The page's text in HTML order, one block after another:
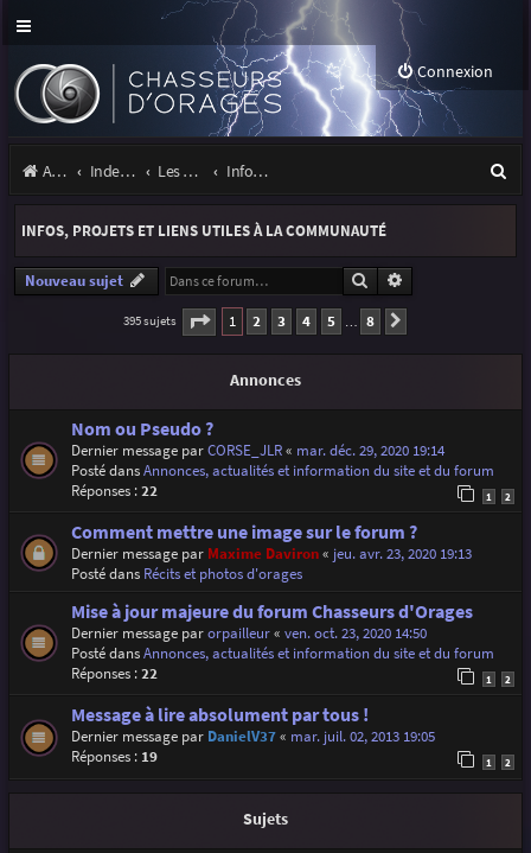
Connexion
Accueil Index du forum Les orages Infos, projets et liens utiles à la communauté
e
r
INFOS, PROJETS ET LIENS UTILES À LA COMMUNAUTÉ
Nouveau sujet Rechercher
395 sujets Page 1sur
1 2 3 4 5 … 8
Annonces
Nom ou Pseudo ?
Dernier message parCORSE_JLR« mar. déc. 29, 2020 19:14
Posté dansAnnonces, actualités et information du site et du forum
Réponses :22 1 2
Comment mettre une image sur le forum ?
Dernier message par Maxime Daviron« jeu. avr. 23, 2020 19:13
Posté dans Récits et photos d'orages
Mise à jour majeure du forum Chasseurs d'Orages
Dernier message parorpailleur« ven. oct. 23, 2020 14:50
Posté dansAnnonces, actualités et information du site et du forum
Réponses :22 1 2
Message à lire absolument par tous !
Dernier message par DanielV37« mar. juil. 02, 2013 19:05
Réponses : 19 1 2
Sujets